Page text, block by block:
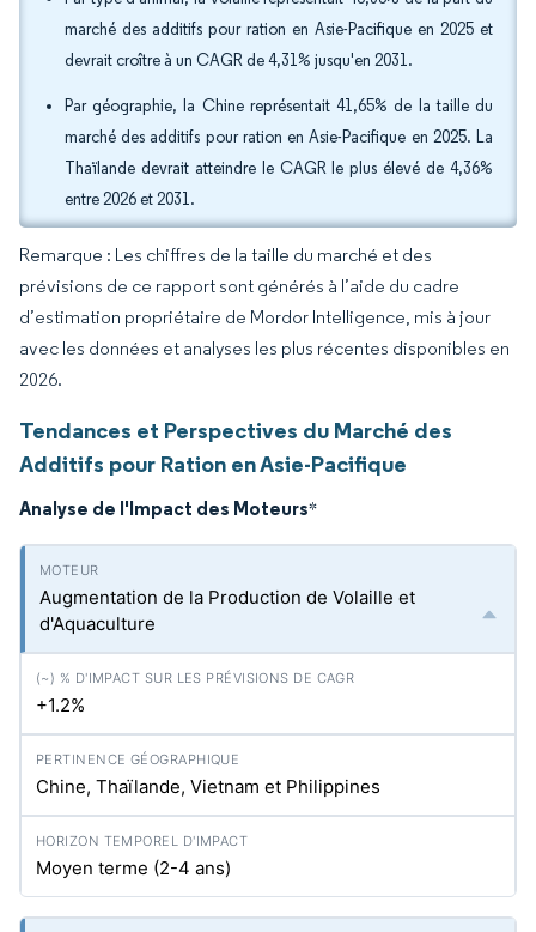
marché des additifs pour ration en Asie-Pacifique en 2025 et
devrait croître à un CAGR de 4,31% jusqu'en 2031.
Par géographie, la Chine représentait 41,65% de la taille du
marché des additifs pour ration en Asie-Pacifique en 2025. La
Thaïlande devrait atteindre le CAGR le plus élevé de 4,36%
entre 2026 et 2031.
Remarque : Les chiffres de la taille du marché et des
prévisions de ce rapport sont générés à l’aide du cadre
d’estimation propriétaire de Mordor Intelligence, mis à jour
avec les données et analyses les plus récentes disponibles en
2026.
Tendances et Perspectives du Marché des
Additifs pour Ration en Asie-Pacifique
Analyse de l'Impact des Moteurs*
Augmentation de la Production de Volaille et
d'Aquaculture
+1.2%
Chine, Thaïlande, Vietnam et Philippines
Moyen terme (2-4 ans)